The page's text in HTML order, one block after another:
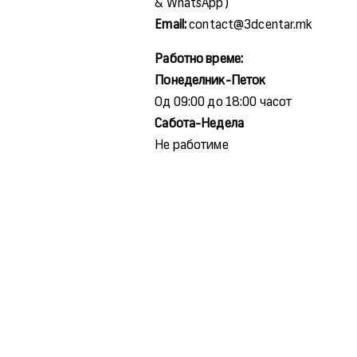
& WhatsApp)
Email:contact@3dcentar.mk
Работно време:
Понеделник-Петок
Од 09:00 до 18:00 часот
Сабота-Недела
Не работиме